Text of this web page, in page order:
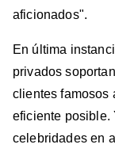
aficionados".
En última
privados
clientes famosos
eficiente posible.
celebridades en